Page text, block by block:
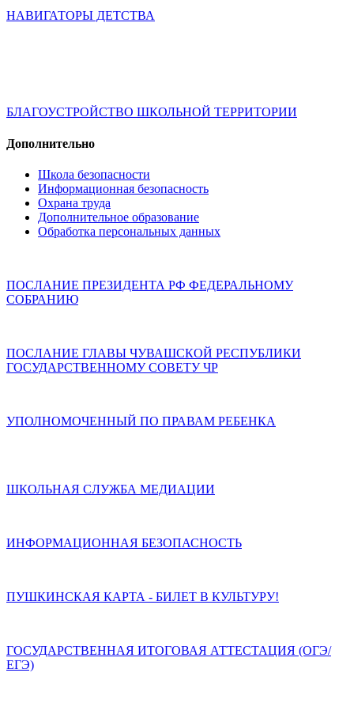
НАВИГАТОРЫ ДЕТСТВА
БЛАГОУСТРОЙСТВО ШКОЛЬНОЙ ТЕРРИТОРИИ
Дополнительно
Школа безопасности
Информационная безопасность
Охрана труда
Дополнительное образование
Обработка персональных данных
ПОСЛАНИЕ ПРЕЗИДЕНТА РФ ФЕДЕРАЛЬНОМУ
СОБРАНИЮ
ПОСЛАНИЕ ГЛАВЫ ЧУВАШСКОЙ РЕСПУБЛИКИ
ГОСУДАРСТВЕННОМУ СОВЕТУ ЧР
УПОЛНОМОЧЕННЫЙ ПО ПРАВАМ РЕБЕНКА
ШКОЛЬНАЯ СЛУЖБА МЕДИАЦИИ
ИНФОРМАЦИОННАЯ БЕЗОПАСНОСТЬ
ПУШКИНСКАЯ КАРТА - БИЛЕТ В КУЛЬТУРУ!
ГОСУДАРСТВЕННАЯ ИТОГОВАЯ АТТЕСТАЦИЯ (ОГЭ/
ЕГЭ)